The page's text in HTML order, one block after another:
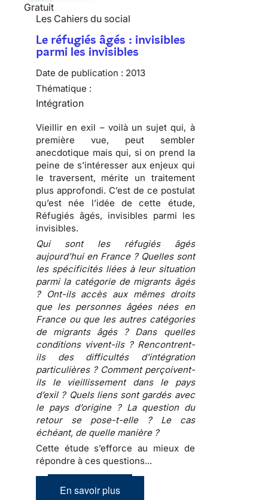
Gratuit
Les Cahiers du social
Le réfugiés âgés : invisibles
parmi les invisibles
Date de publication : 2013
Thématique :
Intégration
Vieillir en exil – voilà un sujet qui, à
première vue, peut sembler
anecdotique mais qui, si on prend la
peine de s’intéresser aux enjeux qui
le traversent, mérite un traitement
plus approfondi. C’est de ce postulat
qu’est née l’idée de cette étude,
Réfugiés âgés, invisibles parmi les
invisibles.
Qui sont les réfugiés âgés
aujourd’hui en France ? Quelles sont
les spécificités liées à leur situation
parmi la catégorie de migrants âgés
? Ont-ils accès aux mêmes droits
que les personnes âgées nées en
France ou que les autres catégories
de migrants âgés ? Dans quelles
conditions vivent-ils ? Rencontrent-
ils des difficultés d’intégration
particulières ? Comment perçoivent-
ils le vieillissement dans le pays
d’exil ? Quels liens sont gardés avec
le pays d’origine ? La question du
retour se pose-t-elle ? Le cas
échéant, de quelle manière ?
Cette étude s’efforce au mieux de
répondre à ces questions...
En savoir plus